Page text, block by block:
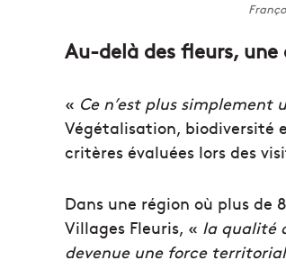
Au-delà des fleurs,
« Ce n’est plus simplement
Végétalisation,
critères évaluées lors des
Dans une région où plus de
Villages Fleuris, « la qualité
devenue une force